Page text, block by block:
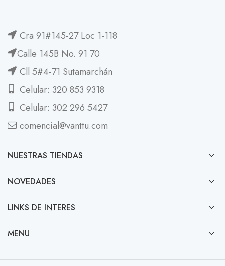
Cra 91#145-27 Loc 1-118
Calle 145B No. 91 70
Cll 5#4-71 Sutamarchán
Celular: 320 853 9318
Celular: 302 296 5427
comencial@vanttu.com
NUESTRAS TIENDAS
NOVEDADES
LINKS DE INTERES
MENU